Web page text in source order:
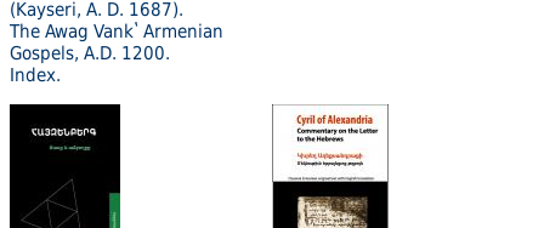
(Kayseri, A. D. 1687).
The Awag Vankʽ Armenian
Gospels, A.D. 1200.
Index.